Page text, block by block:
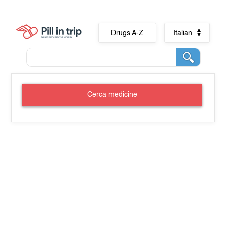
Drugs A-Z Italian
Cerca medicine